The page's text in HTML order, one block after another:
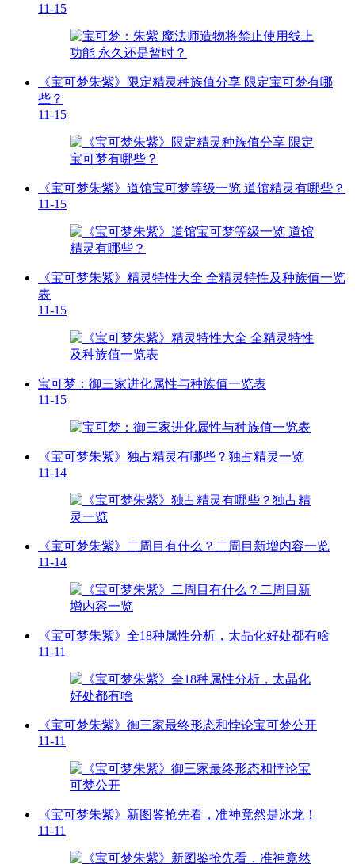
11-15
《宝可梦朱紫》限定精灵种族值分享 限定宝可梦有哪
些？
11-15
《宝可梦朱紫》道馆宝可梦等级一览 道馆精灵有哪些？
11-15
《宝可梦朱紫》精灵特性大全 全精灵特性及种族值一览
表
11-15
宝可梦：御三家进化属性与种族值一览表
11-15
《宝可梦朱紫》独占精灵有哪些？独占精灵一览
11-14
《宝可梦朱紫》二周目有什么？二周目新增内容一览
11-14
《宝可梦朱紫》全18种属性分析，太晶化好处都有啥
11-11
《宝可梦朱紫》御三家最终形态和悖论宝可梦公开
11-11
《宝可梦朱紫》新图鉴抢先看，准神竟然是冰龙！
11-11